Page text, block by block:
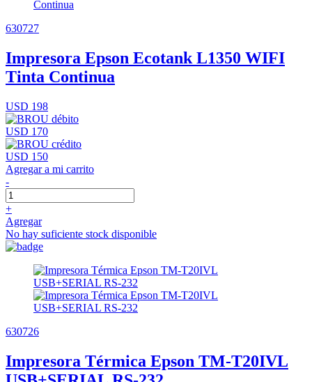
630727
Impresora Epson Ecotank L1350 WIFI
Tinta Continua
USD 198
USD 170
USD 150
Agregar a mi carrito
-
+
Agregar
No hay suficiente stock disponible
630726
Impresora Térmica Epson TM-T20IVL